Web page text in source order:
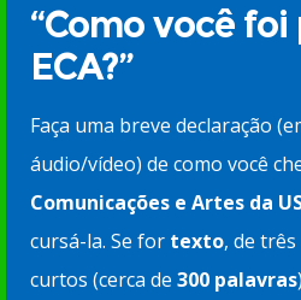
“Como você foi
ECA?”
Faça uma breve declaração
áudio/vídeo) de como você
Comunicações e Artes da
cursá-la. Se for texto, de
curtos (cerca de 300 palavras